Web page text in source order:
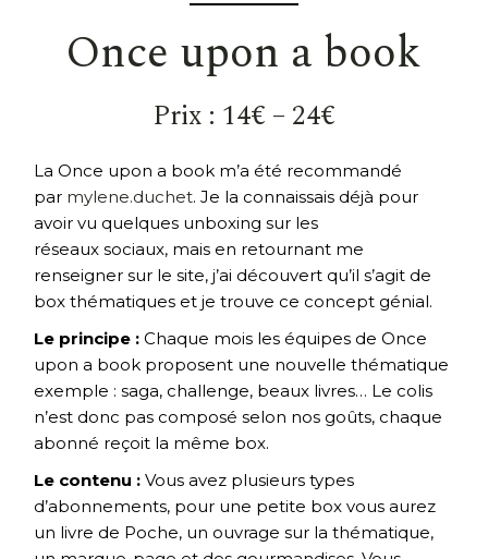
Once upon a book
Prix : 14€ – 24€
La Once upon a book m’a été recommandé
par mylene.duchet. Je la connaissais déjà pour
avoir vu quelques unboxing sur les
réseaux sociaux, mais en retournant me
renseigner sur le site, j’ai découvert qu’il s’agit de
box thématiques et je trouve ce concept génial.
Le principe :Chaque mois les équipes de Once
upon a book proposent une nouvelle thématique
exemple : saga, challenge, beaux livres… Le colis
n’est donc pas composé selon nos goûts, chaque
abonné reçoit la même box.
Le contenu :Vous avez plusieurs types
d’abonnements, pour une petite box vous aurez
un livre de Poche, un ouvrage sur la thématique,